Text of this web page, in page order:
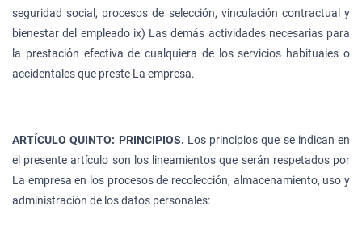
seguridad social, procesos de selección, vinculación contractual y
bienestar del empleado ix) Las demás actividades necesarias para
la prestación efectiva de cualquiera de los servicios habituales o
accidentales que preste La empresa.
ARTÍCULO QUINTO: PRINCIPIOS. Los principios que se indican en
el presente artículo son los lineamientos que serán respetados por
La empresa en los procesos de recolección, almacenamiento, uso y
administración de los datos personales: